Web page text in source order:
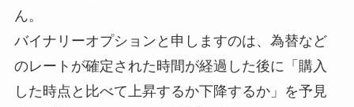
ん。
バイナリーオプションと申しますのは、為替など
のレートが確定された時間が経過した後に「購入
した時点と比べて上昇するか下降するか」を予見